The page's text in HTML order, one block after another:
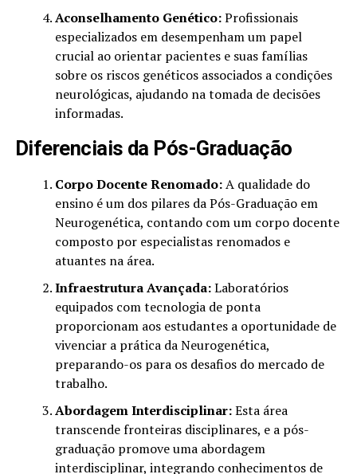
Aconselhamento Genético:Profissionais
especializados em desempenham um papel
crucial ao orientar pacientes e suas famílias
sobre os riscos genéticos associados a condições
neurológicas, ajudando na tomada de decisões
informadas.
Diferenciais da Pós-Graduação
Corpo Docente Renomado:A qualidade do
ensino é um dos pilares da Pós-Graduação em
Neurogenética, contando com um corpo docente
composto por especialistas renomados e
atuantes na área.
Infraestrutura Avançada:Laboratórios
equipados com tecnologia de ponta
proporcionam aos estudantes a oportunidade de
vivenciar a prática da Neurogenética,
preparando-os para os desafios do mercado de
trabalho.
Abordagem Interdisciplinar:Esta área
transcende fronteiras disciplinares, e a pós-
graduação promove uma abordagem
interdisciplinar, integrando conhecimentos de